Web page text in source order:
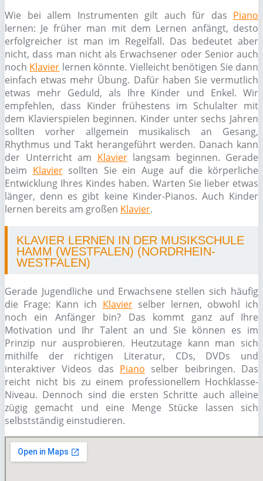
Wie bei allem Instrumenten gilt auch für das Piano
lernen: Je früher man mit dem Lernen anfängt, desto
erfolgreicher ist man im Regelfall. Das bedeutet aber
nicht, dass man nicht als Erwachsener oder Senior auch
noch Klavier lernen könnte. Vielleicht benötigen Sie dann
einfach etwas mehr Übung. Dafür haben Sie vermutlich
etwas mehr Geduld, als Ihre Kinder und Enkel. Wir
empfehlen, dass Kinder frühestens im Schulalter mit
dem Klavierspielen beginnen. Kinder unter sechs Jahren
sollten vorher allgemein musikalisch an Gesang,
Rhythmus und Takt herangeführt werden. Danach kann
der Unterricht am Klavierlangsam beginnen. Gerade
beim Klaviersollten Sie ein Auge auf die körperliche
Entwicklung Ihres Kindes haben. Warten Sie lieber etwas
länger, denn es gibt keine Kinder-Pianos. Auch Kinder
lernen bereits am großen Klavier.
KLAVIER LERNEN IN DER MUSIKSCHULE
HAMM (WESTFALEN) (NORDRHEIN-
WESTFALEN)
Gerade Jugendliche und Erwachsene stellen sich häufig
die Frage: Kann ich Klavierselber lernen, obwohl ich
noch ein Anfänger bin? Das kommt ganz auf Ihre
Motivation und Ihr Talent an und Sie können es im
Prinzip nur ausprobieren. Heutzutage kann man sich
mithilfe der richtigen Literatur, CDs, DVDs und
interaktiver Videos das Piano selber beibringen. Das
reicht nicht bis zu einem professionellem Hochklasse-
Niveau. Dennoch sind die ersten Schritte auch alleine
zügig gemacht und eine Menge Stücke lassen sich
selbstständig einstudieren.